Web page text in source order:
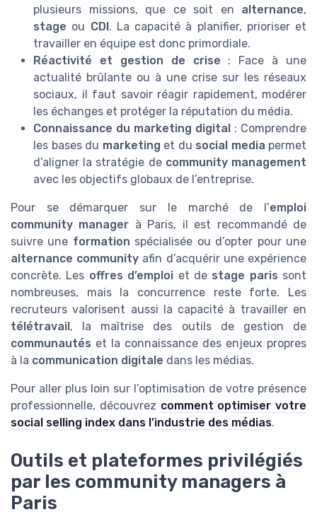
plusieurs missions, que ce soit en alternance,
stage ou CDI. La capacité à planifier, prioriser et
travailler en équipe est donc primordiale.
Réactivité et gestion de crise : Face à une
actualité brûlante ou à une crise sur les réseaux
sociaux, il faut savoir réagir rapidement, modérer
les échanges et protéger la réputation du média.
Connaissance du marketing digital : Comprendre
les bases du marketing et du social media permet
d’aligner la stratégie de community management
avec les objectifs globaux de l’entreprise.
Pour se démarquer sur le marché de l’emploi
community manager à Paris, il est recommandé de
suivre une formation spécialisée ou d’opter pour une
alternance community afin d’acquérir une expérience
concrète. Les offres d’emploi et de stage paris sont
nombreuses, mais la concurrence reste forte. Les
recruteurs valorisent aussi la capacité à travailler en
télétravail, la maîtrise des outils de gestion de
communautés et la connaissance des enjeux propres
à la communication digitale dans les médias.
Pour aller plus loin sur l’optimisation de votre présence
professionnelle, découvrez comment optimiser votre
social selling index dans l’industrie des médias.
Outils et plateformes privilégiés
par les community managers à
Paris